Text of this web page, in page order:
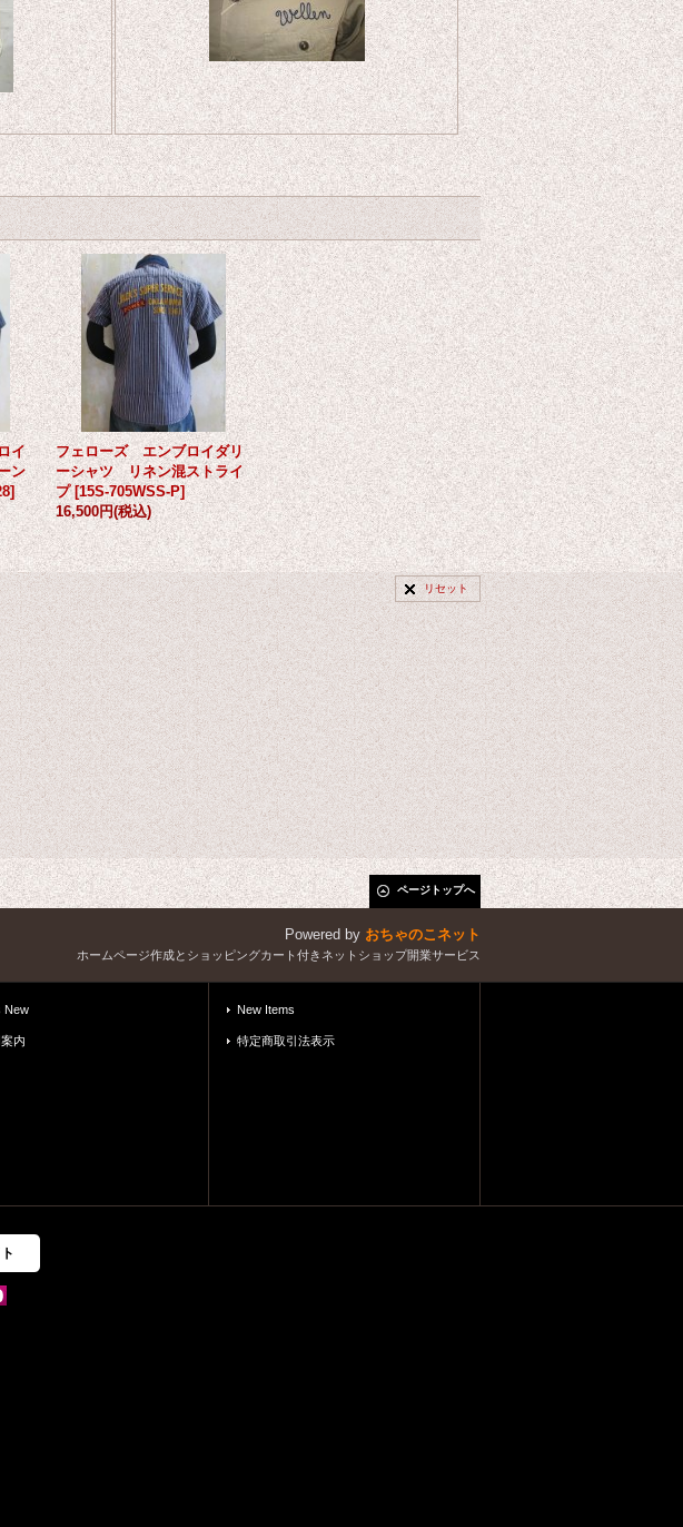
イ
ン
]
フェローズ エンブロイダリ
ーシャツ リネン混ストライ
プ [15S-705WSS-P]
16,500円(税込)
リセット
ページトップへ
Powered by おちゃのこネット
ホームページ作成とショッピングカート付きネットショップ開業サービス
New
内
New Items
特定商取引法表示